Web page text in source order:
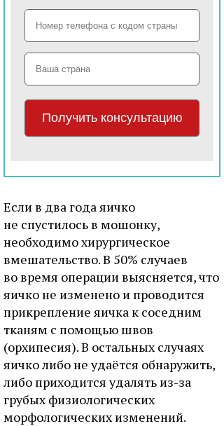
Если в два года яичко
не спустилось в мошонку,
необходимо хирургическое
вмешательство. В 50% случаев
во время операции выясняется, что
яичко не изменено и проводится
прикрепление яичка к соседним
тканям с помощью швов
(орхипесия). В остальных случаях
яичко либо не удаётся обнаружить,
либо приходится удалять из-за
грубых физиологических
морфологических изменений.